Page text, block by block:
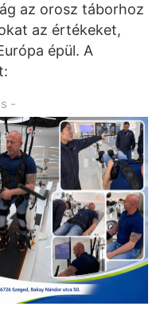
az orosz táborhoz
az értékeket,
épül. A
-